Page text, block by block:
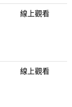
線上觀看
線上觀看